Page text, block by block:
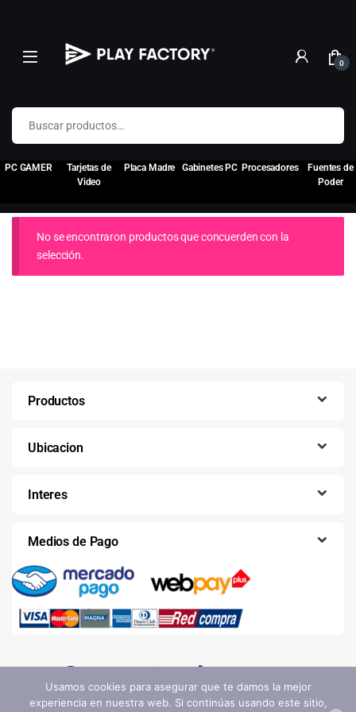
0
Buscar por:
PC GAMER
Tarjetas de
Video
Placa Madre Gabinetes PC Procesadores
Fuentes de
Poder
No se encontraron productos que concuerden con la
selección.
Productos
Ubicacion
Interes
Medios de Pago
Usamos cookies para asegurar que te damos la mejor
experiencia en nuestra web. Si continúas usando este sitio,